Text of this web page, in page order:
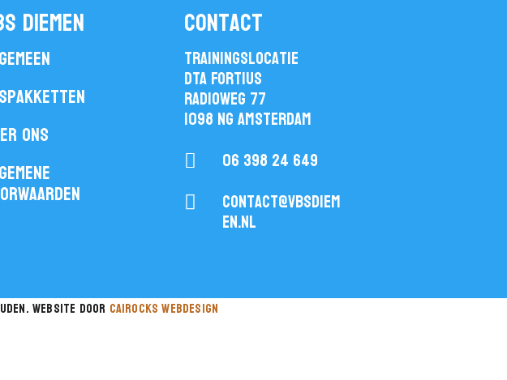
diemen
ons
contact
Trainingslocatie
DTA Fortius
Radioweg 77
1098 NG Amsterdam
 06 398 24 649
 contact@vbsdiem
en.nl
website door cairocks webdesign